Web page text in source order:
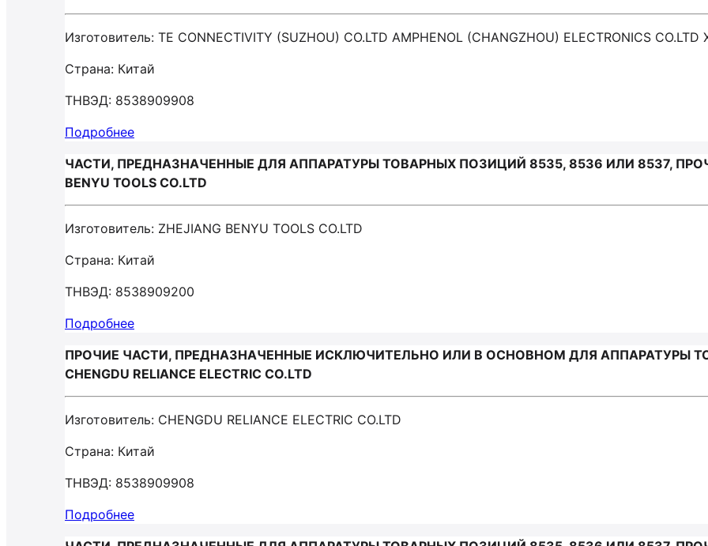
Изготовитель: TE CONNECTIVITY (SUZHOU) CO.LTD AMPHENOL (CHANGZHOU) ELECTRONICS CO.LTD
Страна: Китай
ТНВЭД: 8538909908
Подробнее
ЧАСТИ, ПРЕДНАЗНАЧЕННЫЕ ДЛЯ АППАРАТУРЫ ТОВАРНЫХ ПОЗИЦИЙ 8535, 8536 ИЛИ 8537,
BENYU TOOLS CO.LTD
Изготовитель: ZHEJIANG BENYU TOOLS CO.LTD
Страна: Китай
ТНВЭД: 8538909200
Подробнее
ПРОЧИЕ ЧАСТИ, ПРЕДНАЗНАЧЕННЫЕ ИСКЛЮЧИТЕЛЬНО ИЛИ В ОСНОВНОМ ДЛЯ АППАРАТУРЫ
CHENGDU RELIANCE ELECTRIC CO.LTD
Изготовитель: CHENGDU RELIANCE ELECTRIC CO.LTD
Страна: Китай
ТНВЭД: 8538909908
Подробнее